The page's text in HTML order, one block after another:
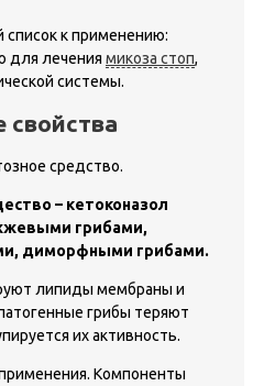
к применению:
для лечения микоза стоп,
системы.
свойства
средство.
– кетоконазол
грибами,
диморфными грибами.
липиды мембраны и
грибы теряют
их активность.
Компоненты